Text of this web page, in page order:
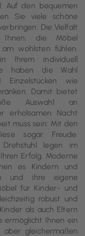
Auf den bequemen
Sie viele schöne
Die Vielfalt
die Möbel
wohlsten fühlen.
Ihrem individuell
haben die Wahl
Einzelstücken wie
Damit bietet
Auswahl an
erholsamen Nacht
muss sein: Mit den
sogar Freude.
Drehstuhl legen im
Erfolg. Moderne
es Kindern und
und ihre eigene
für Kinder- und
robust und
als auch Eltern
ermöglicht Ihnen ein
aber gleichermaßen